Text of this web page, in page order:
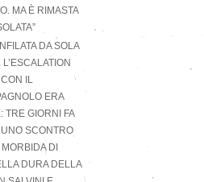
MA È RIMASTA
DA SOLA
IL
ERA
TRE GIORNI FA
UNO SCONTRO
DI
DURA DELLA